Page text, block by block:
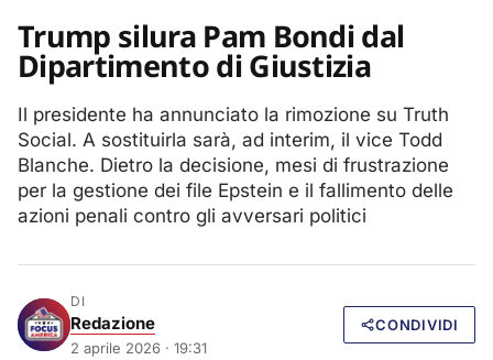
Trump silura Pam Bondi dal
Dipartimento di Giustizia
Il presidente ha annunciato la rimozione su Truth
Social. A sostituirla sarà, ad interim, il vice Todd
Blanche. Dietro la decisione, mesi di frustrazione
per la gestione dei file Epstein e il fallimento delle
azioni penali contro gli avversari politici
DI
Redazione
2 aprile 2026 · 19:31
CONDIVIDI